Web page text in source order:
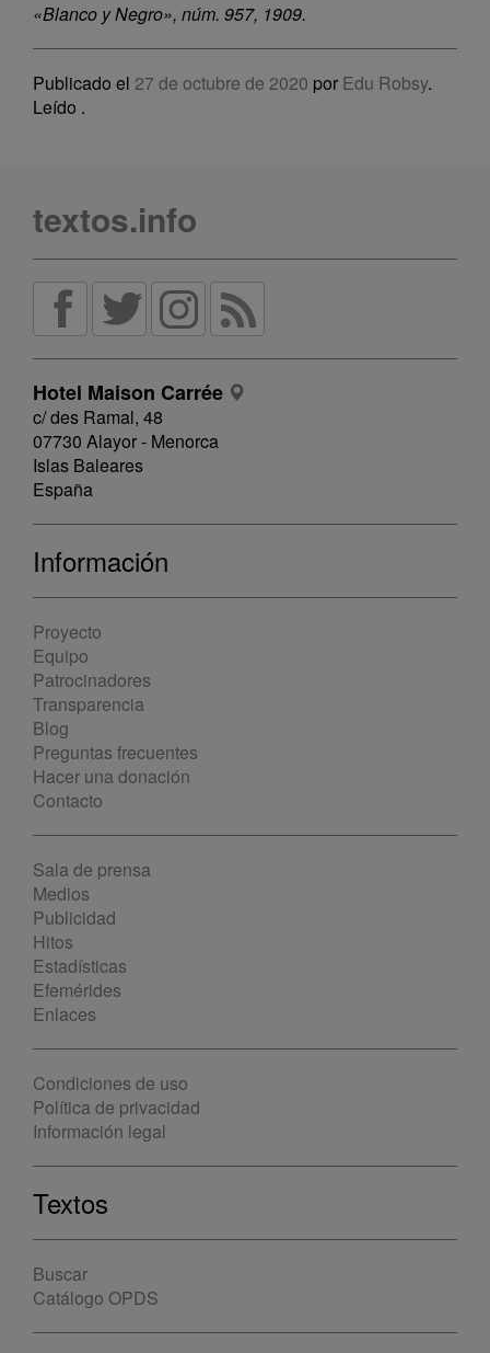
«Blanco y Negro», núm. 957, 1909.
Publicado el 27 de octubre de 2020 por Edu Robsy.
Leído .
textos.info
Hotel Maison Carrée
c/ des Ramal, 48
07730 Alayor - Menorca
Islas Baleares
España
Información
Proyecto
Equipo
Patrocinadores
Transparencia
Blog
Preguntas frecuentes
Hacer una donación
Contacto
Sala de prensa
Medios
Publicidad
Hitos
Estadísticas
Efemérides
Enlaces
Condiciones de uso
Política de privacidad
Información legal
Textos
Buscar
Catálogo OPDS